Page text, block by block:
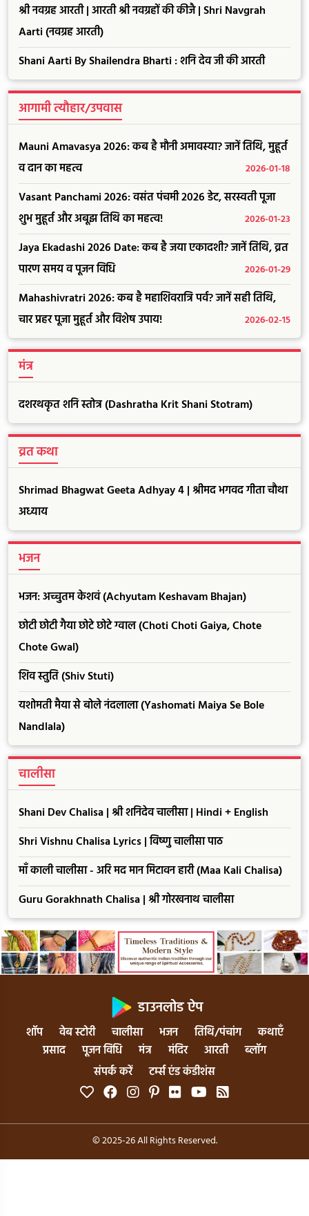
श्री नवग्रह आरती | आरती श्री नवग्रहों की कीजै | Shri Navgrah
Aarti (नवग्रह आरती)
Shani Aarti By Shailendra Bharti : शनि देव जी की आरती
आगामी त्यौहार/उपवास
Mauni Amavasya 2026: कब है मौनी अमावस्या? जानें तिथि, मुहूर्त
व दान का महत्व
2026-01-18
Vasant Panchami 2026: वसंत पंचमी 2026 डेट, सरस्वती पूजा
शुभ मुहूर्त और अबूझ तिथि का महत्व!
2026-01-23
Jaya Ekadashi 2026 Date: कब है जया एकादशी? जानें तिथि, व्रत
पारण समय व पूजन विधि
2026-01-29
Mahashivratri 2026: कब है महाशिवरात्रि पर्व? जानें सही तिथि,
चार प्रहर पूजा मुहूर्त और विशेष उपाय!
2026-02-15
मंत्र
दशरथकृत शनि स्तोत्र (Dashratha Krit Shani Stotram)
व्रत कथा
Shrimad Bhagwat Geeta Adhyay 4 | श्रीमद भगवद गीता चौथा
अध्याय
भजन
भजन: अच्चुतम केशवं (Achyutam Keshavam Bhajan)
छोटी छोटी गैया छोटे छोटे ग्वाल (Choti Choti Gaiya, Chote
Chote Gwal)
शिव स्तुति (Shiv Stuti)
यशोमती मैया से बोले नंदलाला (Yashomati Maiya Se Bole
Nandlala)
चालीसा
Shani Dev Chalisa | श्री शनिदेव चालीसा | Hindi + English
Shri Vishnu Chalisa Lyrics | विष्णु चालीसा पाठ
माँ काली चालीसा - अरि मद मान मिटावन हारी (Maa Kali Chalisa)
Guru Gorakhnath Chalisa | श्री गोरखनाथ चालीसा
डाउनलोड ऐप
शॉप वेब स्टोरी चालीसा भजन तिथि/पंचांग
कथाएँ
प्रसाद
पूजन विधि मंत्र मंदिर आरती
ब्लॉग
संपर्क करें
टर्म्स एंड कंडीशंस
© 2025-26 All Rights Reserved.